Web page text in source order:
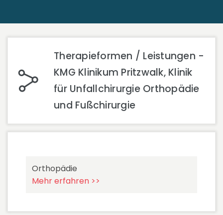
Therapieformen / Leistungen -
KMG Klinikum Pritzwalk, Klinik
für Unfallchirurgie Orthopädie
und Fußchirurgie
Orthopädie
Mehr erfahren >>